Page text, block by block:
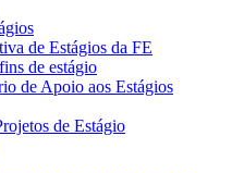
de Estágios da FE
de estágio
de Apoio aos Estágios
de Estágio